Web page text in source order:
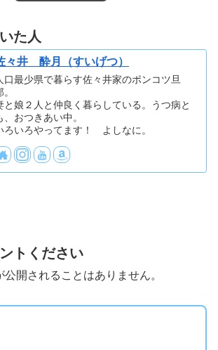
た人
々井 酔月（すいげつ）
口最少県で暮らす佐々井家のポンコツ旦
と娘２人と仲良く暮らしている。うつ病と
、おつきあい中。
ろいろやってます！ よしなに。
トください
公開されることはありません。